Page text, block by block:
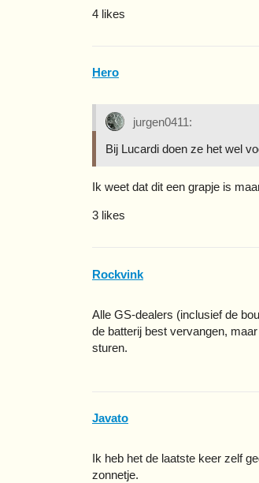
4 likes
Hero
jurgen0411:
Bij Lucardi doen ze het wel
Ik weet dat dit een grapje is
3 likes
Rockvink
Alle GS-dealers (inclusief de
de batterij best vervangen,
sturen.
Javato
Ik heb het de laatste keer zelf
zonnetje.